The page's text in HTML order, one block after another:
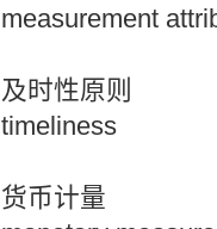
measurement
及时性原则
timeliness
货币计量